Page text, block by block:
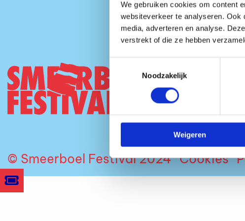
We gebruiken cookies om content
websiteverkeer te analyseren.
media, adverteren en analyse.
verstrekt of die ze hebben
Noodzakelijk
Weigeren
Tickets
Over ons
Info
© Smeerboel Festival 2024 Cookies
Get